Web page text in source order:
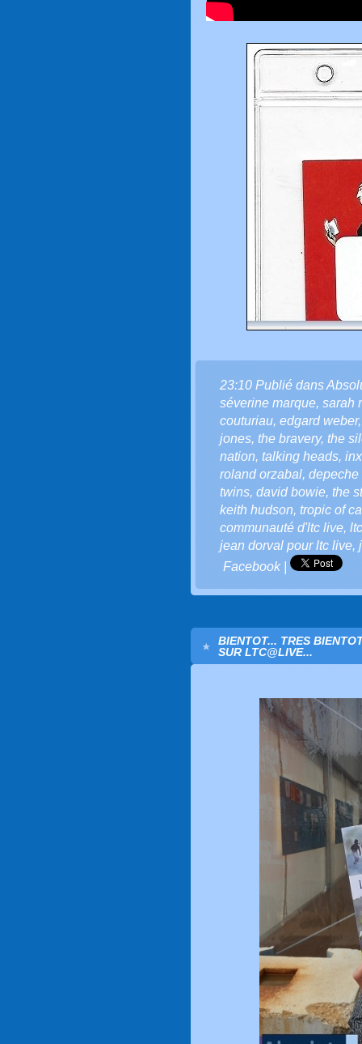
23:10 Publié dans
séverine marque, sarah
couturiau, edgard weber
jones, the bravery, the
nation, talking heads,
roland orzabal, depeche
twins, david bowie, the
keith hudson, tropic of
communauté d'ltc live,
jean dorval pour ltc live,
Facebook|
BIENTOT... TRES
SUR LTC@LIVE...